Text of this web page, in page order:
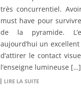
très concurrentiel.
must have pour
de la pyramide.
aujourd’hui un
d’attirer le contact
l’enseigne lumineuse […]
LIRE LA SUITE